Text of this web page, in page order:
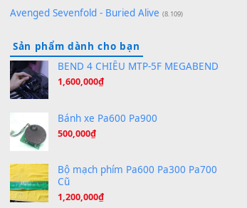
Hãy nói với em - Mỹ Tâm - Bằng Kiều
Hương Ngọc Lan (8.251)
Under Pressure (8.164)
Ta Sẽ Trở Lại